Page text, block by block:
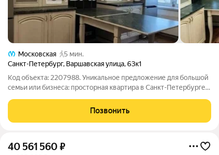
Московская
5 мин.
Санкт-Петербург, Варшавская улица,63к1
Код объекта: 2207988. Уникальное предложение для большой
семьи или бизнеса: просторная квартира в Санкт-Петербурге!
Петербурга в 5 минутах от метро Московская! Адрес и общая
информация: Квартира
Позвонить
40 561 560 ₽